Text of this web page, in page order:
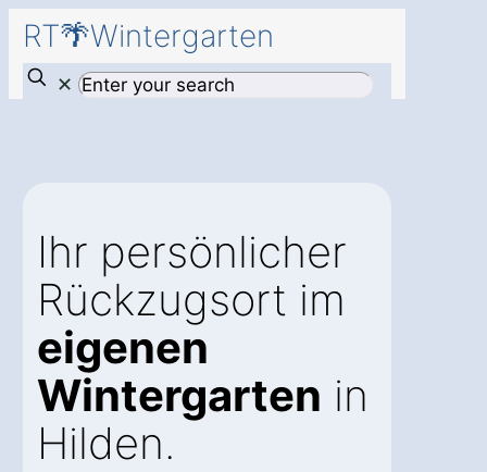
RT🌴Wintergarten
✕
Ihr persönlicher
Rückzugsort im
eigenen
Wintergarten in
Hilden.